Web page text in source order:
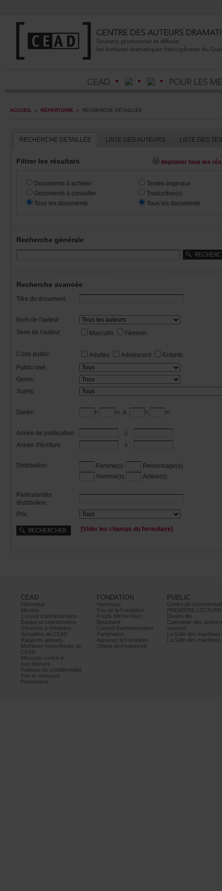
ACCUEIL » RÉPERTOIRE » RECHERCHEDÉTAILLÉE
RECHERCHEDÉTAILLÉE LISTEDESAUTEURS
Filtrerlesrésultats
Documentsàacheter
Documentsàconsulter
Touslesdocuments
Textesoriginaux
Traduction(s)
Touslesdocuments
Recherchegénérale
Rechercheavancée
Titredudocument:
Nomdel'auteur:
Sexedel'auteur:
Masculin Féminin
Codepublic: Adultes Adolescent
Enfants
Publicvisé:
Genre:
Sujets:
Durée: h m à h m
Annéedepublication:
à
Annéed'écriture:
à
Distribution: Femme(s)
Personnage(s)
Homme(s)
Acteur(s)
Particularités
distribution:
Prix:
[Viderleschampsduformulaire]
CEAD
Historique
Mission
Conseild’administration
Équipeetcoordonnées
S’inscrireàl’infolettre
ActualitésduCEAD
Rapportsannuels
Membreshonorifiquesdu
CEAD
Mesurescontrele
harcèlement
Politiquedeconfidentialité
Prixetconcours
Partenaires
FONDATION
Historique
PrixdelaFondation
FondsMichelMarc
Bouchard
Conseild’administration
Partenaires
AppuyezlaFondation
Objetspromotionnels
PUBLIC
PREMIÈRELECTURE
Divans-lits
autrices